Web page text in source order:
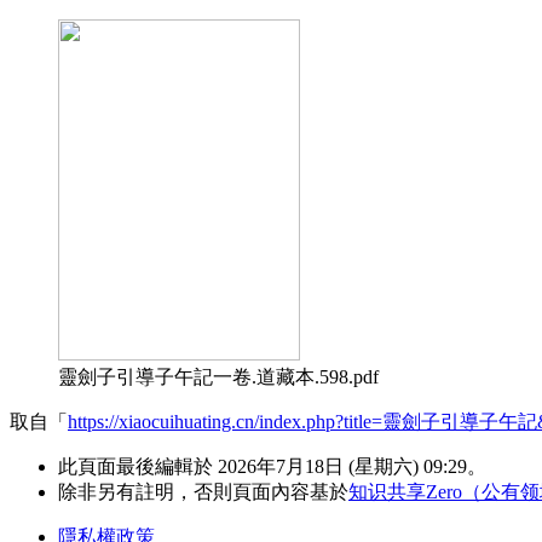
靈劍子引導子午記一卷.道藏本.598.pdf
取自「 https://xiaocuihuating.cn/index.php?title=靈劍子引導子午
此頁面最後編輯於 2026年7月18日 (星期六) 09:29。
除非另有註明，否則頁面內容基於知识共享Zero（公有领
隱私權政策